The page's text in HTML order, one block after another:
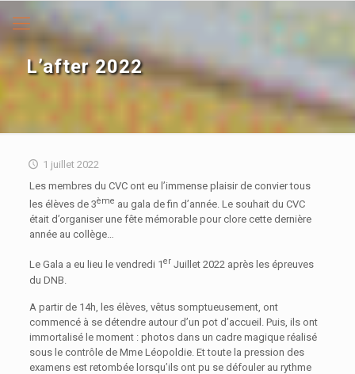
L’after 2022
1 juillet 2022
Les membres du CVC ont eu l’immense plaisir de convier tous
les élèves de 3ème au gala de fin d’année. Le souhait du CVC
était d’organiser une fête mémorable pour clore cette dernière
année au collège…
Le Gala a eu lieu le vendredi 1er Juillet 2022 après les épreuves
du DNB.
A partir de 14h, les élèves, vêtus somptueusement, ont
commencé à se détendre autour d’un pot d’accueil. Puis, ils ont
immortalisé le moment : photos dans un cadre magique réalisé
sous le contrôle de Mme Léopoldie. Et toute la pression des
examens est retombée lorsqu’ils ont pu se défouler au rythme